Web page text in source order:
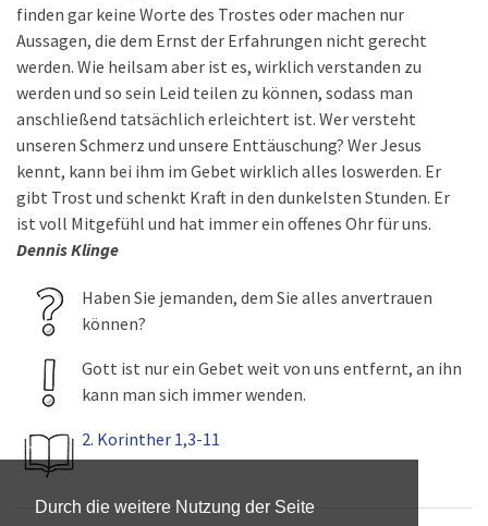
Durch die weitere Nutzung der Seite
finden gar keine Worte des Trostes oder machen nur
Aussagen, die dem Ernst der Erfahrungen nicht gerecht
werden. Wie heilsam aber ist es, wirklich verstanden zu
werden und so sein Leid teilen zu können, sodass man
anschließend tatsächlich erleichtert ist. Wer versteht
unseren Schmerz und unsere Enttäuschung? Wer Jesus
kennt, kann bei ihm im Gebet wirklich alles loswerden. Er
gibt Trost und schenkt Kraft in den dunkelsten Stunden. Er
ist voll Mitgefühl und hat immer ein offenes Ohr für uns.
Dennis Klinge
Haben Sie jemanden, dem Sie alles anvertrauen
können?
Gott ist nur ein Gebet weit von uns entfernt, an ihn
kann man sich immer wenden.
2. Korinther 1,3-11